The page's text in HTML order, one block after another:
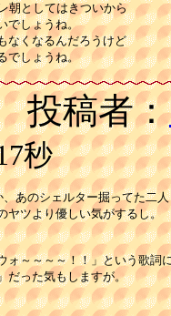
朝としてはきついから
でしょうね。
なくなるんだろうけど
でしょうね。
稿者：
秒
あのシェルター掘ってた二人
ヤツより優しい気がするし。
ォ～～～～！！」という歌詞
だった気もしますが。